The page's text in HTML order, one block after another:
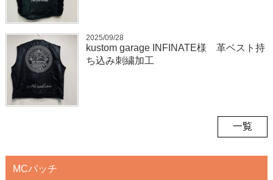
2025/09/28
kustom garage INFINATE様 革ベスト持
ち込み刺繍加工
一覧
MCパッチ